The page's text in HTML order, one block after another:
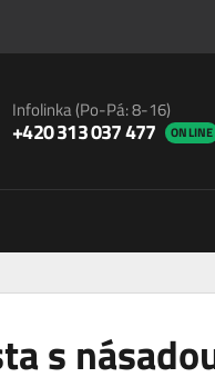
Infolinka(Po-Pá: 8-16)
+420 313 037 477 ONLINE
s